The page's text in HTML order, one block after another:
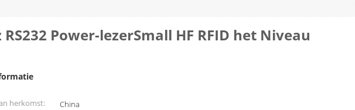
Power-lezerSmall HF RFID het Niveau
herkomst:
China